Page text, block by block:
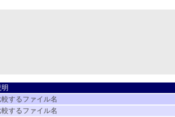
較するファイル名
較するファイル名